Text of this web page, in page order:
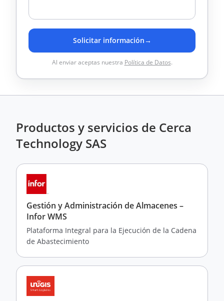
Solicitar información→
Al enviar aceptas nuestra Política de Datos.
Productos y servicios de Cerca
Technology SAS
Gestión y Administración de Almacenes –
Infor WMS
Plataforma Integral para la Ejecución de la Cadena
de Abastecimiento